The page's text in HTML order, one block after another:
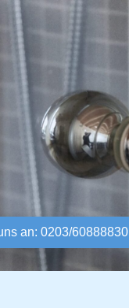
an: 0203/60888830